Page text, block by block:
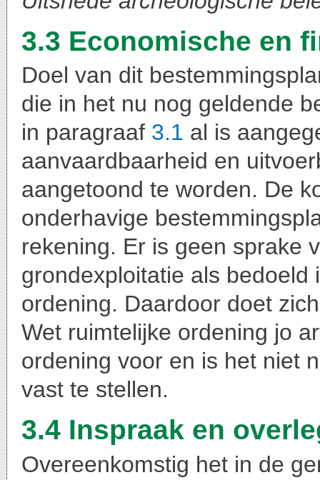
3.3 Economische en
Doel van dit
die in het nu nog geldende
in paragraaf 3.1 al is
aanvaardbaarheid en
aangetoond te worden. De
onderhavige
rekening. Er is geen sprake
grondexploitatie als
ordening. Daardoor doet
Wet ruimtelijke ordening jo
ordening voor en is het niet
vast te stellen.
3.4 Inspraak en
Overeenkomstig het in de